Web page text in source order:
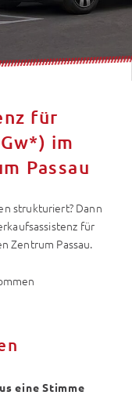
für
im
Passau
strukturiert? Dann
für
Zentrum Passau.
eine Stimme